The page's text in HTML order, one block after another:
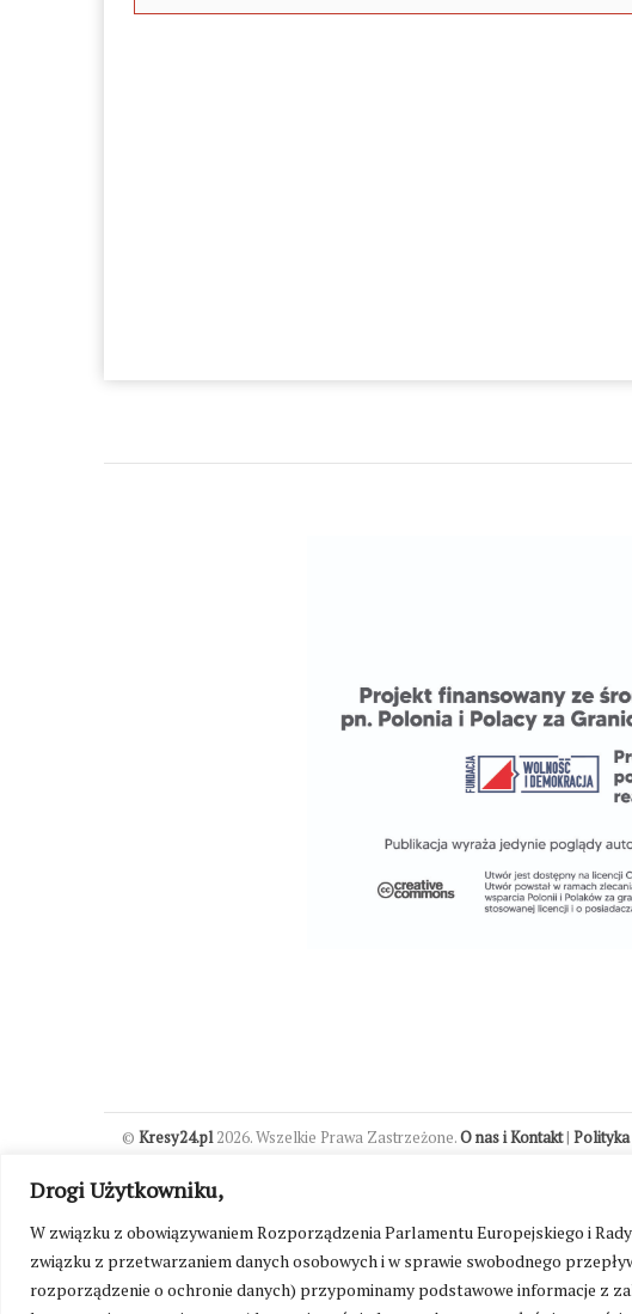
Drogi Użytkowniku,
W związku z obowiązywaniem Rozporządzenia Parlamentu Europejskiego i
związku z przetwarzaniem danych osobowych i w sprawie swobodnego
rozporządzenie o ochronie danych) przypominamy podstawowe informacje z
© Kresy24.pl2026. Wszelkie Prawa Zastrzeżone.O nas i Kontakt|